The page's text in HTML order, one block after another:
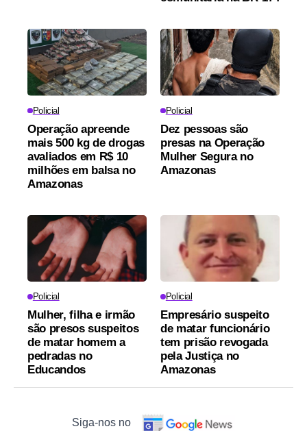
Policial
Operação apreende
mais 500 kg de drogas
avaliados em R$ 10
milhões em balsa no
Amazonas
Policial
Dez pessoas são
presas na Operação
Mulher Segura no
Amazonas
Policial
Mulher, filha e irmão
são presos suspeitos
de matar homem a
pedradas no
Educandos
Policial
Empresário suspeito
de matar funcionário
tem prisão revogada
pela Justiça no
Amazonas
Siga-nos no